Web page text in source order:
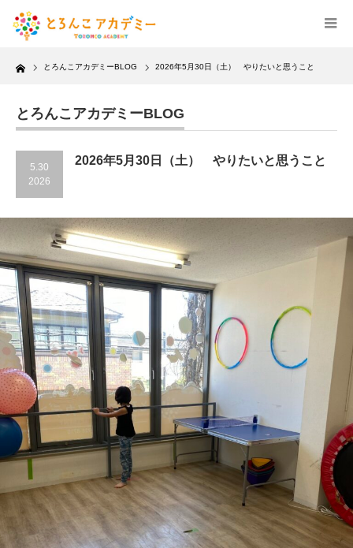
Home とろんこアカデミーBLOG 2026年5月30日（土） やりたいと思うこと
とろんこアカデミーBLOG
5.30
2026
2026年5月30日（土） やりたいと思うこと